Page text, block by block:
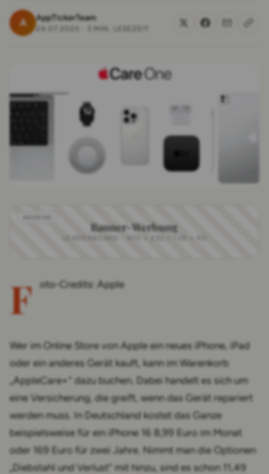
A AppTickerTeam
24.07.2025
Banner-Werbung
F oto-Credits: Apple
Wer im Online Store von Apple ein neues iPhone, iPad
oder ein anderes Gerät kauft, kann im Warenkorb
„AppleCare+“ dazu buchen. Dabei handelt es sich um
eine Versicherung, die greift, wenn das Gerät repariert
werden muss. In Deutschland kostet das Ganze
beispielsweise für ein iPhone 16 8,99 Euro im Monat
oder 169 Euro für zwei Jahre. Nimmt man die Optionen
„Diebstahl und Verlust“ mit hinzu, sind es schon 11,49